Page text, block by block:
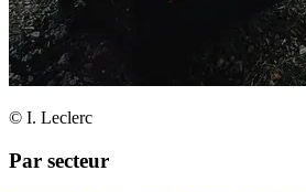
© I. Leclerc
Par secteur